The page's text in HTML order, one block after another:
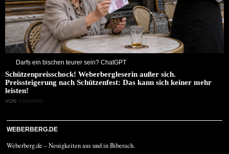
Darfs ein bischen teurer sein? ChatGPT
Schützenpreisschock! Weberbergleserin außer sich.
Preissteigerung nach Schützenfest: Das kann sich keiner mehr
leisten!
VON GASPARD
WEBERBERG.DE
Weberberg.de – Neuigkeiten aus und in Biberach.